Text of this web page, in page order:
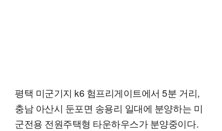
평택 미군기지 k6 험프리게이트에서 5분 거리,
충남 아산시 둔포면 송용리 일대에 분양하는 미
군전용 전원주택형 타운하우스가 분양중이다.